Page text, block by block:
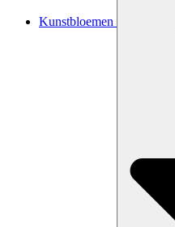
Kunstbloemen